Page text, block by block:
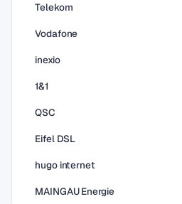
Telekom
Vodafone
inexio
1&1
QSC
Eifel DSL
hugo internet
MAINGAU Energie